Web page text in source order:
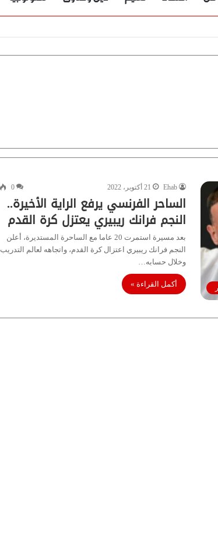
Ehab 21 أكتوبر، 2022 0
الساحر الفرنسي يرفع الراية الأخيرة..
النجم فرانك ريبيري يعتزل كرة القدم
بعد مسيرة استمرت 20 عاما مع الساحرة المستديرة، أعلن
النجم فرانك ريبيري اعتزال كرة القدم، واتجاهه لعالم التدريب.
وخلال حسابه…
أكمل القراءة »